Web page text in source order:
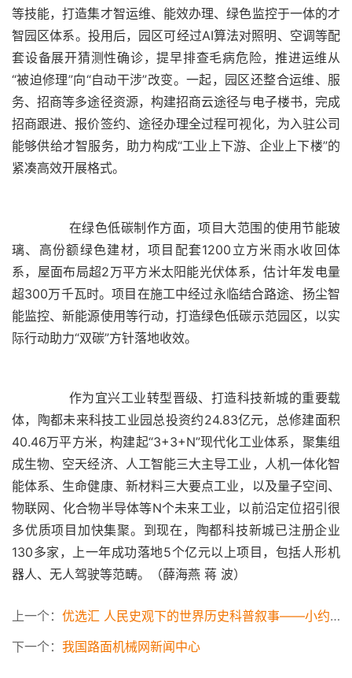
等技能，打造集才智运维、能效办理、绿色监控于一体的才
智园区体系。投用后，园区可经过AI算法对照明、空调等配
套设备展开猜测性确诊，提早排查毛病危险，推进运维从
“被迫修理”向“自动干涉”改变。一起，园区还整合运维、服
务、招商等多途径资源，构建招商云途径与电子楼书，完成
招商跟进、报价签约、途径办理全过程可视化，为入驻公司
能够供给才智服务，助力构成“工业上下游、企业上下楼”的
璃、高份额绿色建材，项目配套1200立方米雨水收回体
系，屋面布局超2万平方米太阳能光伏体系，估计年发电量
超300万千瓦时。项目在施工中经过永临结合路途、扬尘智
能监控、新能源使用等行动，打造绿色低碳示范园区，以实
体，陶都未来科技工业园总投资约24.83亿元，总修建面积
40.46万平方米，构建起“3+3+N”现代化工业体系，聚集组
成生物、空天经济、人工智能三大主导工业，人机一体化智
能体系、生命健康、新材料三大要点工业，以及量子空间、
物联网、化合物半导体等N个未来工业，以前沿定位招引很
多优质项目加快集聚。到现在，陶都科技新城已注册企业
130多家，上一年成功落地5个亿元以上项目，包括人形机
上一个： 优选汇 人民史观下的世界历史科普叙事——小约翰可汗《硬核狠人》系列
下一个： 我国路面机械网新闻中心